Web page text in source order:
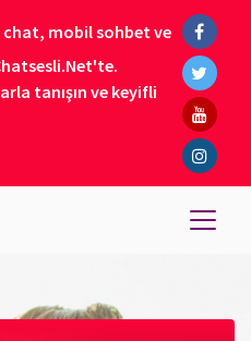
mobil sohbet ve
tanışın ve keyifli